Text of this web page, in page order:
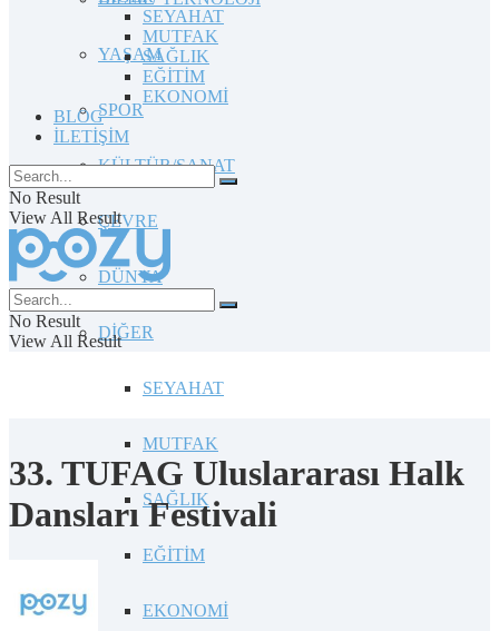
YAŞAM
SPOR
KÜLTÜR/SANAT
ÇEVRE
DÜNYA
DİĞER
SEYAHAT
MUTFAK
SAĞLIK
EĞİTİM
EKONOMİ
SEYAHAT
MUTFAK
SAĞLIK
EĞİTİM
EKONOMİ
BLOG
İLETİŞİM
No Result
View All Result
No Result
View All Result
33. TUFAG Uluslararası Halk
Dansları Festivali